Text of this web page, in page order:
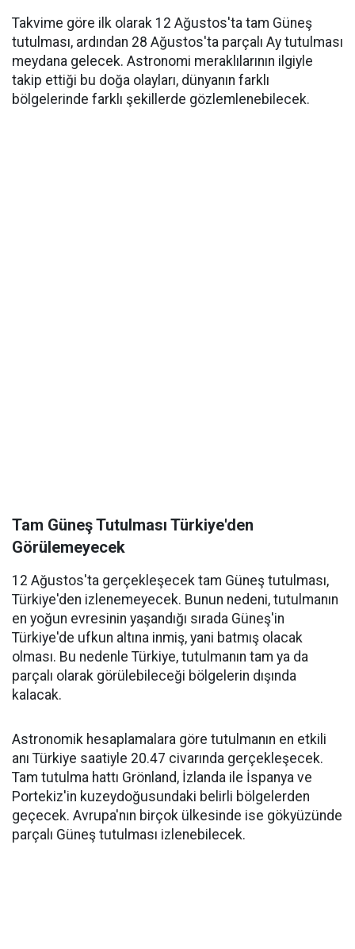
Takvime göre ilk olarak 12 Ağustos'ta tam Güneş
tutulması, ardından 28 Ağustos'ta parçalı Ay tutulması
meydana gelecek. Astronomi meraklılarının ilgiyle
takip ettiği bu doğa olayları, dünyanın farklı
bölgelerinde farklı şekillerde gözlemlenebilecek.
Tam Güneş Tutulması Türkiye'den
Görülemeyecek
12 Ağustos'ta gerçekleşecek tam Güneş tutulması,
Türkiye'den izlenemeyecek. Bunun nedeni, tutulmanın
en yoğun evresinin yaşandığı sırada Güneş'in
Türkiye'de ufkun altına inmiş, yani batmış olacak
olması. Bu nedenle Türkiye, tutulmanın tam ya da
parçalı olarak görülebileceği bölgelerin dışında
kalacak.
Astronomik hesaplamalara göre tutulmanın en etkili
anı Türkiye saatiyle 20.47 civarında gerçekleşecek.
Tam tutulma hattı Grönland, İzlanda ile İspanya ve
Portekiz'in kuzeydoğusundaki belirli bölgelerden
geçecek. Avrupa'nın birçok ülkesinde ise gökyüzünde
parçalı Güneş tutulması izlenebilecek.